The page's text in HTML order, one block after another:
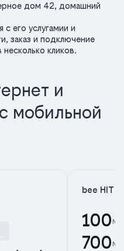
дом 42, домашний
его услугамии и
заказ и подключение
кликов.
и
мобильной
bee HIT
100
700